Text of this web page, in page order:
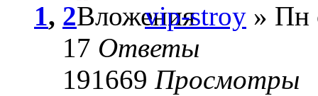
1, 2 vip-stroy » Пн
17 Ответы
191669 Просмотры